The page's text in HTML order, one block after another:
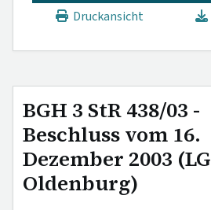
Druckansicht
BGH 3 StR 438/03 -
Beschluss vom 16.
Dezember 2003 (LG
Oldenburg)